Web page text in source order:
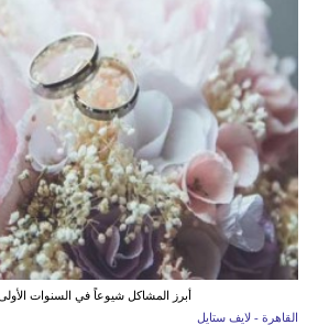
أبرز المشاكل شيوعاً في السنوات
القاهرة - لايف ستايل